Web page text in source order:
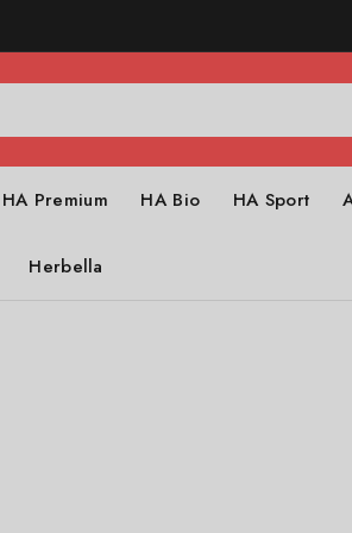
HA Premium HA Bio HA Sport
Herbella